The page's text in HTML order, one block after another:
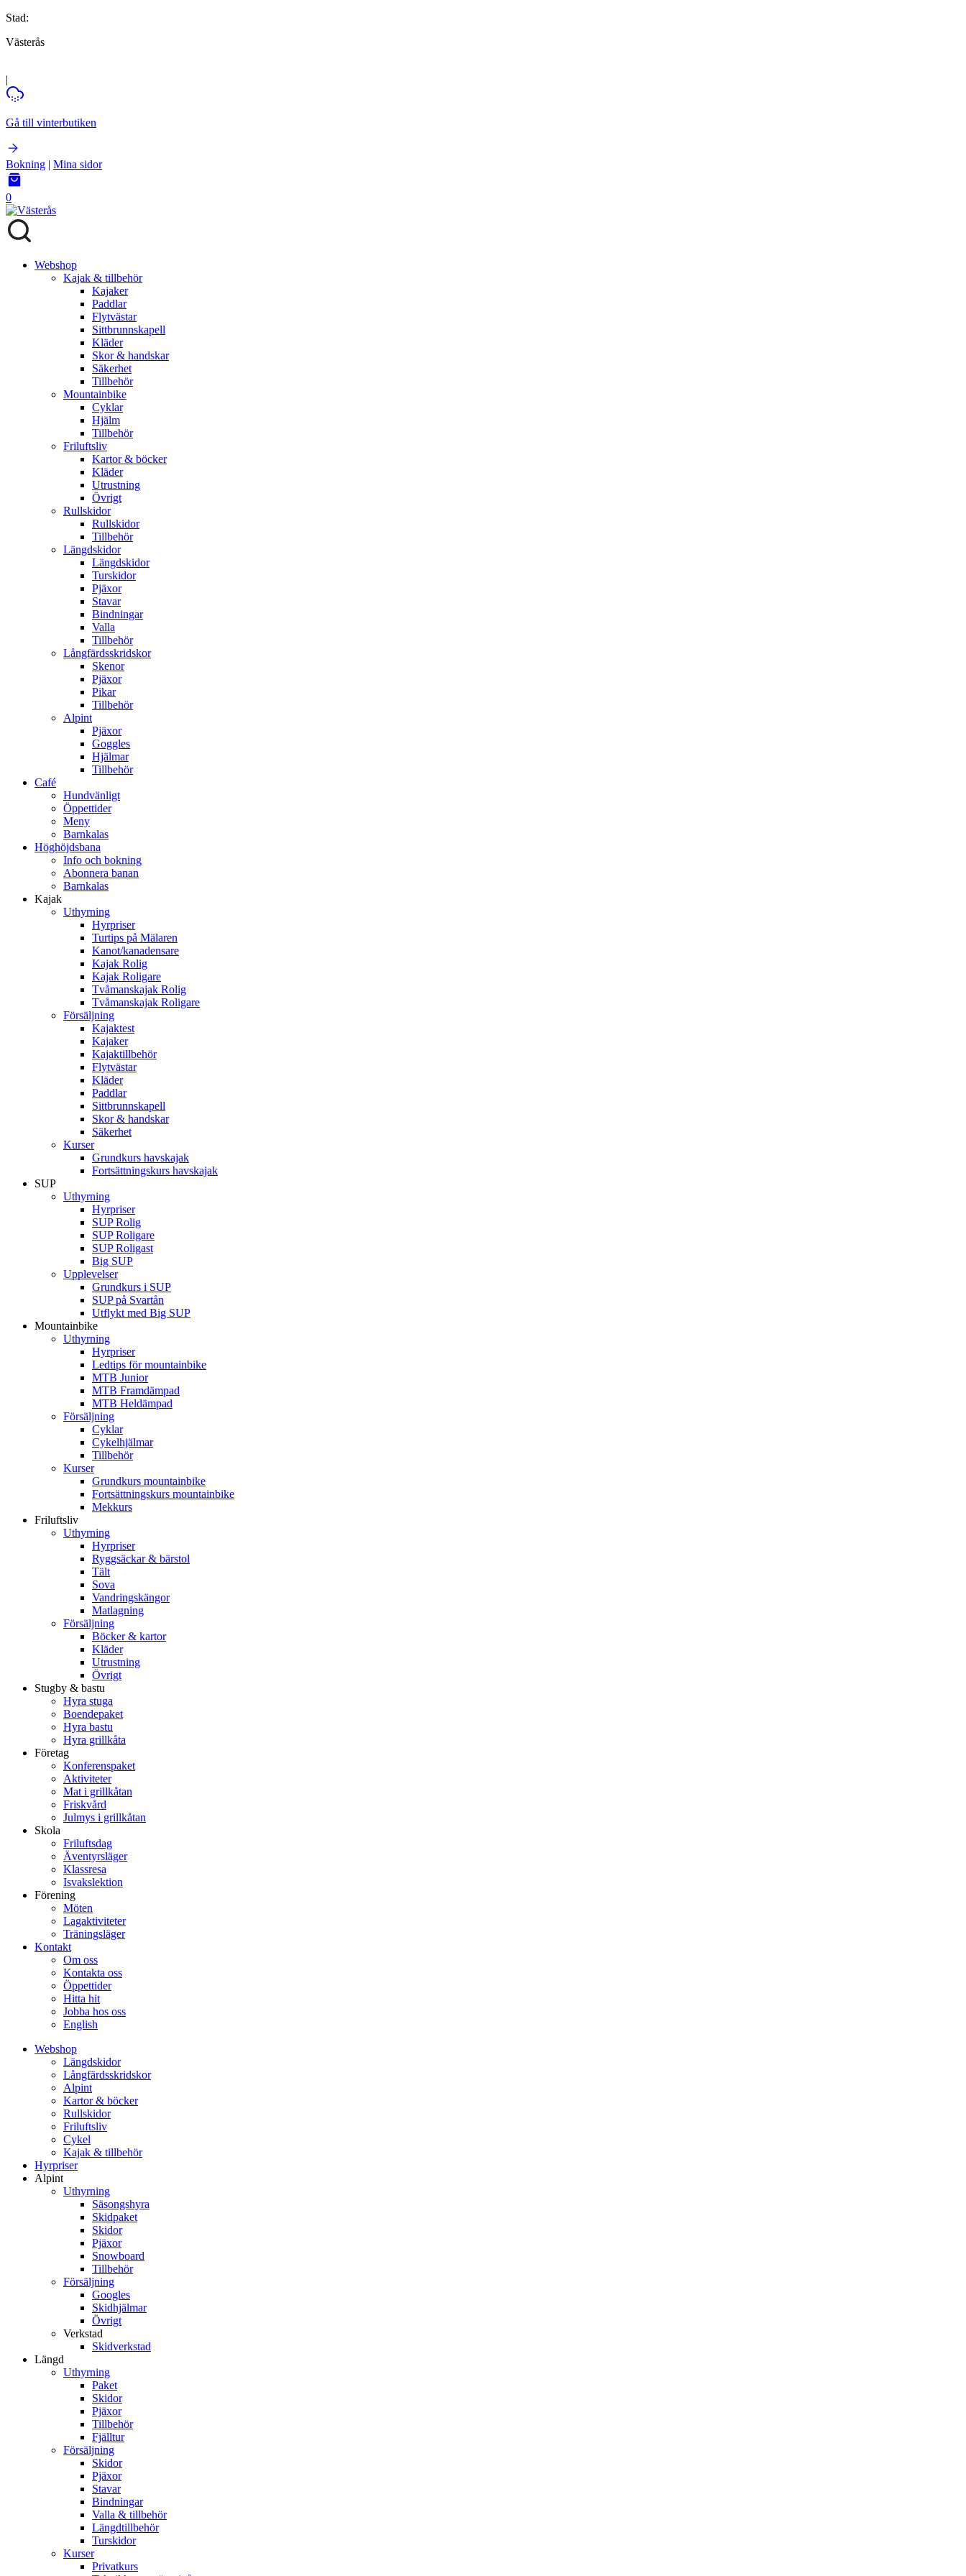
Stad:
Västerås
|
Gå till vinterbutiken
Bokning | Mina sidor
0
Webshop
Kajak & tillbehör
Kajaker
Paddlar
Flytvästar
Sittbrunnskapell
Kläder
Skor & handskar
Säkerhet
Tillbehör
Mountainbike
Cyklar
Hjälm
Tillbehör
Friluftsliv
Kartor & böcker
Kläder
Utrustning
Övrigt
Rullskidor
Rullskidor
Tillbehör
Längdskidor
Längdskidor
Turskidor
Pjäxor
Stavar
Bindningar
Valla
Tillbehör
Långfärdsskridskor
Skenor
Pjäxor
Pikar
Tillbehör
Alpint
Pjäxor
Goggles
Hjälmar
Tillbehör
Café
Hundvänligt
Öppettider
Meny
Barnkalas
Höghöjdsbana
Info och bokning
Abonnera banan
Barnkalas
Kajak
Uthyrning
Hyrpriser
Turtips på Mälaren
Kanot/kanadensare
Kajak Rolig
Kajak Roligare
Tvåmanskajak Rolig
Tvåmanskajak Roligare
Försäljning
Kajaktest
Kajaker
Kajaktillbehör
Flytvästar
Kläder
Paddlar
Sittbrunnskapell
Skor & handskar
Säkerhet
Kurser
Grundkurs havskajak
Fortsättningskurs havskajak
SUP
Uthyrning
Hyrpriser
SUP Rolig
SUP Roligare
SUP Roligast
Big SUP
Upplevelser
Grundkurs i SUP
SUP på Svartån
Utflykt med Big SUP
Mountainbike
Uthyrning
Hyrpriser
Ledtips för mountainbike
MTB Junior
MTB Framdämpad
MTB Heldämpad
Försäljning
Cyklar
Cykelhjälmar
Tillbehör
Kurser
Grundkurs mountainbike
Fortsättningskurs mountainbike
Mekkurs
Friluftsliv
Uthyrning
Hyrpriser
Ryggsäckar & bärstol
Tält
Sova
Vandringskängor
Matlagning
Försäljning
Böcker & kartor
Kläder
Utrustning
Övrigt
Stugby & bastu
Hyra stuga
Boendepaket
Hyra bastu
Hyra grillkåta
Företag
Konferenspaket
Aktiviteter
Mat i grillkåtan
Friskvård
Julmys i grillkåtan
Skola
Friluftsdag
Äventyrsläger
Klassresa
Isvakslektion
Förening
Möten
Lagaktiviteter
Träningsläger
Kontakt
Om oss
Kontakta oss
Öppettider
Hitta hit
Jobba hos oss
English
Webshop
Längdskidor
Långfärdsskridskor
Alpint
Kartor & böcker
Rullskidor
Friluftsliv
Cykel
Kajak & tillbehör
Hyrpriser
Alpint
Uthyrning
Säsongshyra
Skidpaket
Skidor
Pjäxor
Snowboard
Tillbehör
Försäljning
Googles
Skidhjälmar
Övrigt
Verkstad
Skidverkstad
Längd
Uthyrning
Paket
Skidor
Pjäxor
Tillbehör
Fjälltur
Försäljning
Skidor
Pjäxor
Stavar
Bindningar
Valla & tillbehör
Längdtillbehör
Turskidor
Kurser
Privatkurs